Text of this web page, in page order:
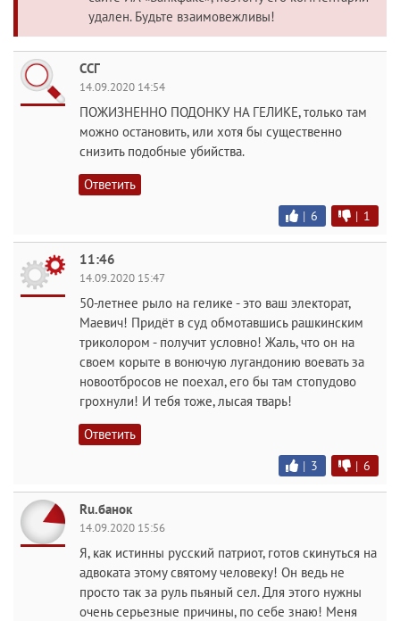
удален. Будьте взаимовежливы!
ССГ
14.09.2020 14:54
ПОЖИЗНЕННО ПОДОНКУ НА ГЕЛИКЕ, только там
можно остановить, или хотя бы существенно
снизить подобные убийства.
Ответить
| 6 | 1
11:46
14.09.2020 15:47
50-летнее рыло на гелике - это ваш электорат,
Маевич! Придёт в суд обмотавшись рашкинским
триколором - получит условно! Жаль, что он на
своем корыте в вонючую лугандонию воевать за
новоотбросов не поехал, его бы там стопудово
грохнули! И тебя тоже, лысая тварь!
Ответить
| 3 | 6
Ru.банок
14.09.2020 15:56
Я, как истинны русский патриот, готов скинуться на
адвоката этому святому человеку! Он ведь не
просто так за руль пьяный сел. Для этого нужны
очень серьезные причины, по себе знаю! Меня